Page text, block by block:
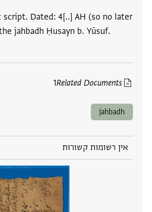
script. Dated: 4[..] AH (so no later
jahbadh Ḥusayn b. Yūsuf.
Related Documents
1
jahbadh
אין רשומות קשורות